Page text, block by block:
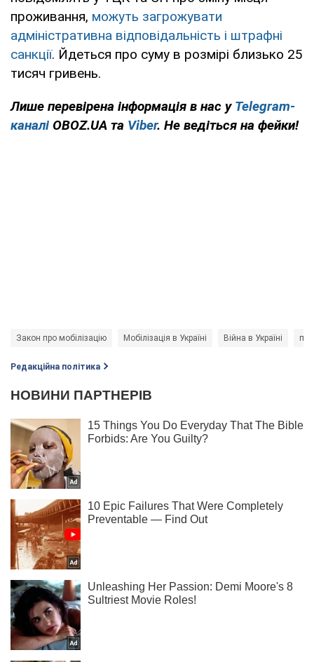
проживання, можуть загрожувати
адміністративна відповідальність і штрафні
санкції. Йдеться про суму в розмірі близько 25
тисяч гривень.
Лише перевірена інформація в нас у Telegram-
каналі OBOZ.UA та Viber. Не ведіться на фейки!
Закон про мобілізацію Мобілізація в Україні Війна в Україні
Редакційна політика